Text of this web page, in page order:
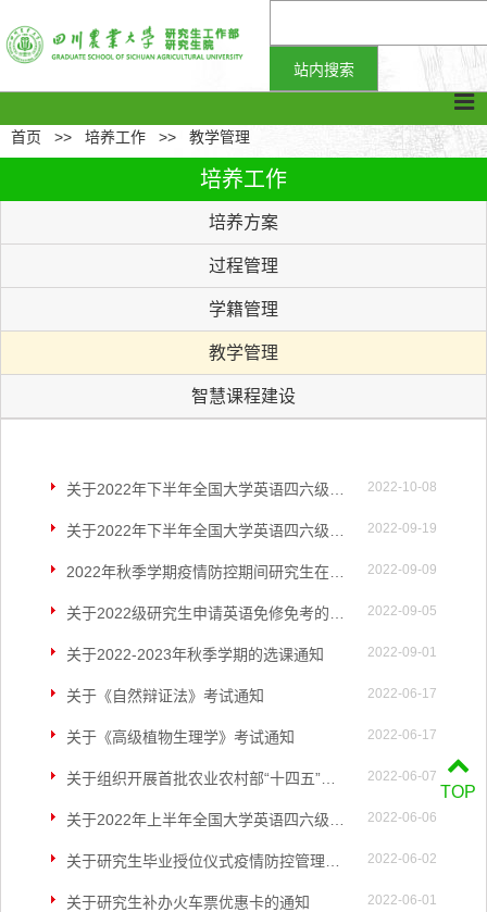
首页 >> 培养工作 >> 教学管理
培养工作
培养方案
过程管理
学籍管理
教学管理
智慧课程建设
2022-10-08
关于2022年下半年全国大学英语四六级考试报名时间调整的通知
2022-09-19
关于2022年下半年全国大学英语四六级考试报名通知
2022-09-09
2022年秋季学期疫情防控期间研究生在线教学的安排
2022-09-05
关于2022级研究生申请英语免修免考的说明
2022-09-01
关于2022-2023年秋季学期的选课通知
2022-06-17
关于《自然辩证法》考试通知
2022-06-17
关于《高级植物生理学》考试通知
2022-06-07
关于组织开展首批农业农村部“十四五”规划教材申报工作的通知
2022-06-06
关于2022年上半年全国大学英语四六级考试注意事项的通知
2022-06-02
关于研究生毕业授位仪式疫情防控管理要求的通知
2022-06-01
关于研究生补办火车票优惠卡的通知
TOP